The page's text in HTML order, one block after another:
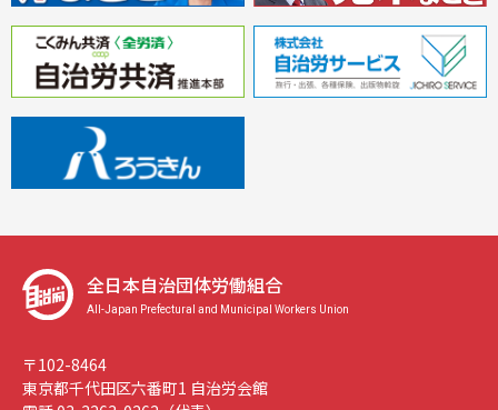
全日本自治団体労働組合
All-Japan Prefectural and Municipal Workers Union
〒102-8464
東京都千代田区六番町1 自治労会館